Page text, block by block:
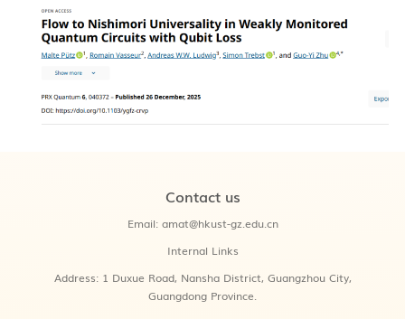
Contact us
Email: amat@hkust-gz.edu.cn
Internal Links
Address: 1 Duxue Road, Nansha District, Guangzhou City,
Guangdong Province.